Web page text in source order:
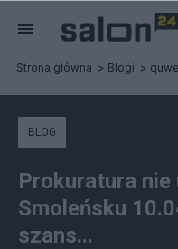
Strona główna Blogi
BLOG
Prokuratura nie
Smoleńsku
szans...